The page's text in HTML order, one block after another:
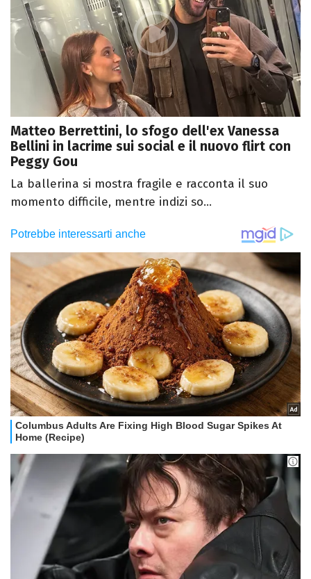
Matteo Berrettini, lo sfogo dell'ex Vanessa
Bellini in lacrime sui social e il nuovo flirt con
Peggy Gou
La ballerina si mostra fragile e racconta il suo
momento difficile, mentre indizi so...